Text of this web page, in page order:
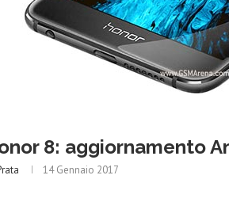
8: aggiornamento
14 Gennaio 2017